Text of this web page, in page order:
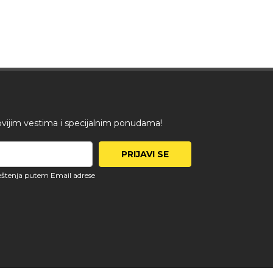
vestima i specijalnim ponudama!
PRIJAVI SE
putem Email adrese